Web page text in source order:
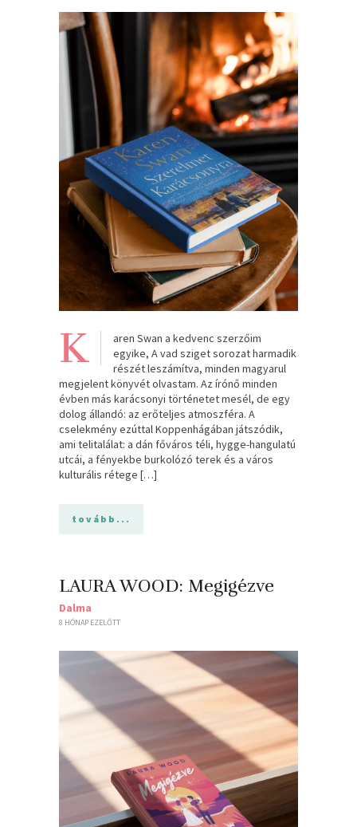
K
aren Swan a kedvenc szerzőim
egyike, A vad sziget sorozat harmadik
részét leszámítva, minden magyarul
megjelent könyvét olvastam. Az írónő minden
évben más karácsonyi történetet mesél, de egy
dolog állandó: az erőteljes atmoszféra. A
cselekmény ezúttal Koppenhágában játszódik,
ami telitalálat: a dán főváros téli, hygge-hangulatú
utcái, a fényekbe burkolózó terek és a város
kulturális rétege […]
tovább...
LAURA WOOD: Megigézve
Dalma
8 HÓNAP EZELŐTT